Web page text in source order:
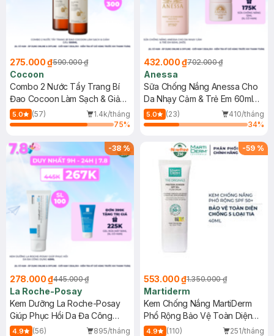
275.000 ₫590.000 ₫
Cocoon
Combo 2 Nước Tẩy Trang Bí
Đao Cocoon Làm Sạch & Giảm
Dầu 500ml
5.0 (57)
1.4k/tháng
75%
432.000 ₫702.000 ₫
Anessa
Sữa Chống Nắng Anessa Cho
Da Nhạy Cảm & Trẻ Em 60ml
(Mới)
5.0 (23)
410/tháng
34%
-38%
278.000 ₫445.000 ₫
La Roche-Posay
Kem Dưỡng La Roche-Posay
Giúp Phục Hồi Da Đa Công
Dụng 40ml
4.9 (56)
895/tháng
-59 %
553.000 ₫1.350.000 ₫
Martiderm
Kem Chống Nắng MartiDerm
Phổ Rộng Bảo Vệ Toàn Diện
40ml
4.9 (110)
251/tháng